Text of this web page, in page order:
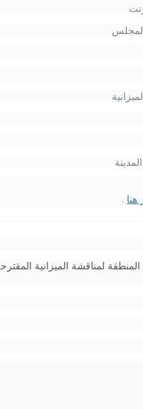
هنا .
لمناقشة الميزانية